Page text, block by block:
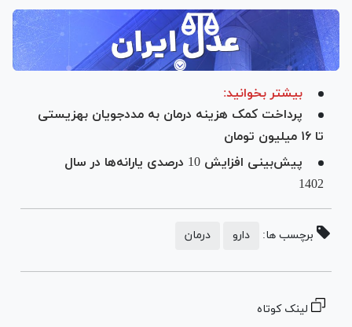
بیشتر بخوانید:
پرداخت کمک هزینه درمان به مددجویان بهزیستی
تا ۱۶ میلیون تومان
پیش‌بینی افزایش 10 درصدی یارانه‌ها در سال
1402
برچسب ها: دارو درمان
لینک کوتاه